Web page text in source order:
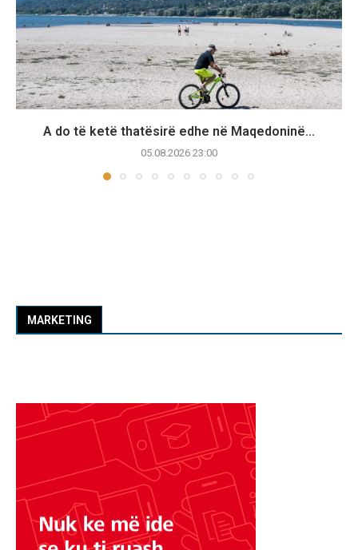
A do të ketë thatësirë edhe në Maqedoninë...
05.08.2026 23:00
MARKETING